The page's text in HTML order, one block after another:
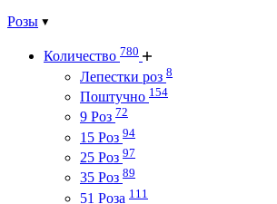
Розы
Количество 780
Лепестки роз 8
Поштучно 154
9 Роз 72
15 Роз 94
25 Роз 97
35 Роз 89
51 Роза 111